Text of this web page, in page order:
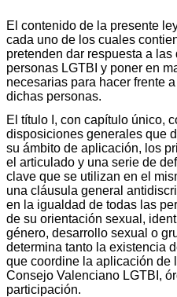
El contenido de la presente
cada uno de los cuales
pretenden dar respuesta a
personas LGTBI y poner en
necesarias para hacer frente
dichas personas.
El título I, con capítulo único,
disposiciones generales que
su ámbito de aplicación, los
el articulado y una serie de
clave que se utilizan en el
una cláusula general
en la igualdad de todas las
de su orientación sexual,
género, desarrollo sexual o
determina tanto la existencia
que coordine la aplicación de
Consejo Valenciano LGTBI,
participación.